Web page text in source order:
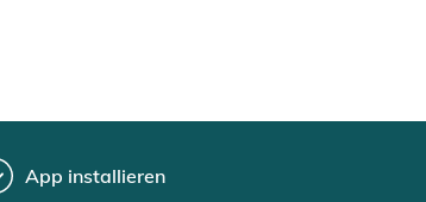
App installieren